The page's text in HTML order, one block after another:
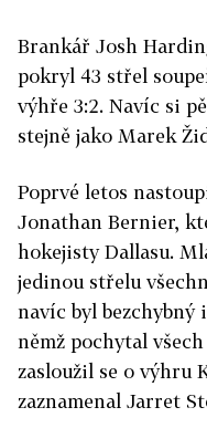
Brankář Josh
pokryl 43 střel
výhře 3:2. Navíc si
stejně jako Marek
Poprvé letos
Jonathan Bernier,
hokejisty Dallasu.
jedinou střelu
navíc byl bezchybný
němž pochytal
zasloužil se o výhru
zaznamenal Jarret